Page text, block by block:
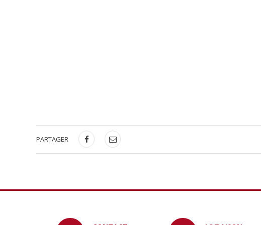
PARTAGER